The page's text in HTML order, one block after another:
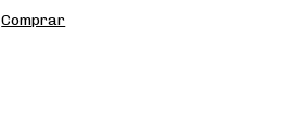
Comprar